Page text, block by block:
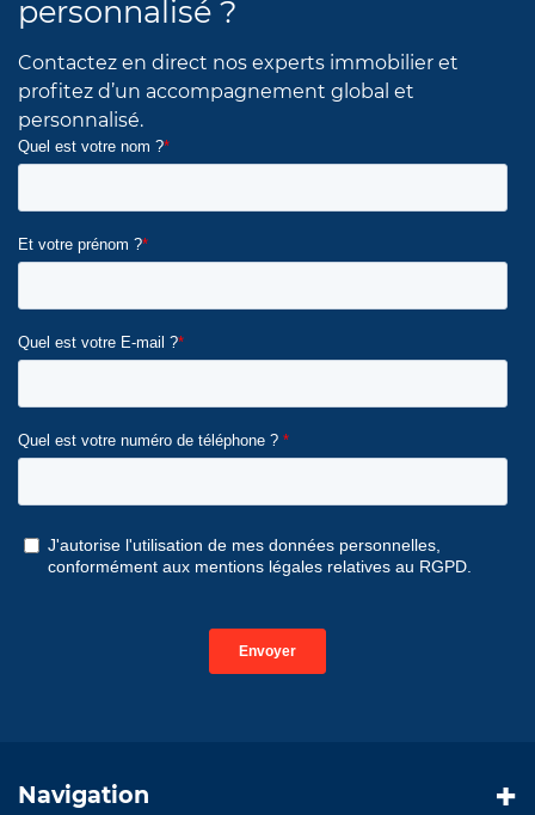
personnalisé ?
Contactez en direct nos experts immobilier et
profitez d’un accompagnement global et
personnalisé.
Navigation